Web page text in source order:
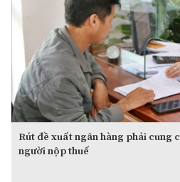
Rút đề xuất ngân hàng phải cung
người nộp thuế